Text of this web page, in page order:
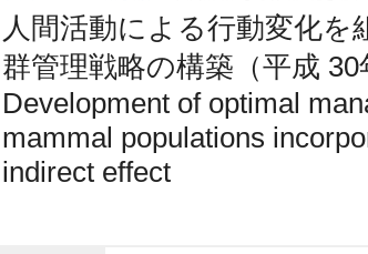
人間活動による行動変化
群管理戦略の構築（平成 30
Development of optimal
mammal populations
indirect effect